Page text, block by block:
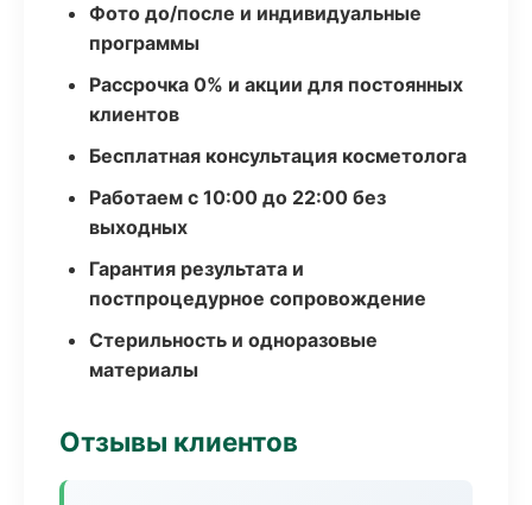
Фото до/после и индивидуальные
программы
Рассрочка 0% и акции для постоянных
клиентов
Бесплатная консультация косметолога
Работаем с 10:00 до 22:00 без
выходных
Гарантия результата и
постпроцедурное сопровождение
Стерильность и одноразовые
материалы
Отзывы клиентов